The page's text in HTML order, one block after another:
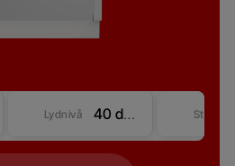
Lydnivå 40 dBA